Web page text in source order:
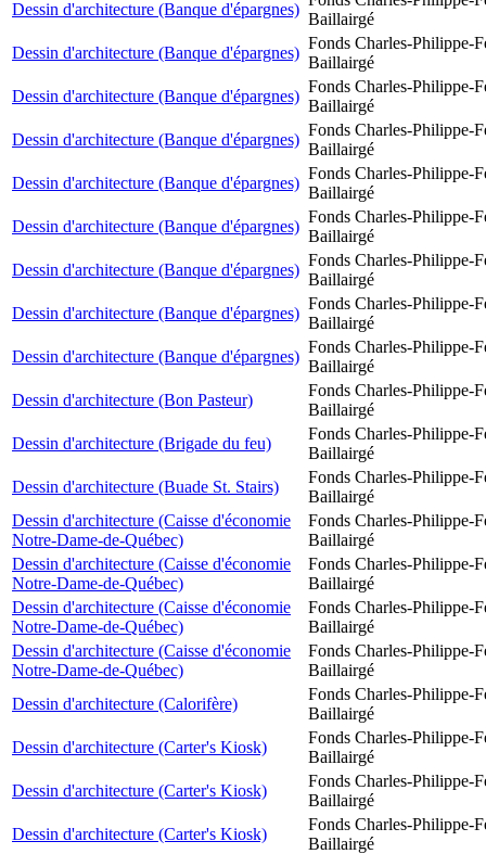
Dessin d'architecture (Banque d'épargnes)
Baillairgé
Dessin d'architecture (Banque d'épargnes)
Fonds Charles-Philippe-
Baillairgé
Dessin d'architecture (Banque d'épargnes)
Fonds Charles-Philippe-
Baillairgé
Dessin d'architecture (Banque d'épargnes)
Fonds Charles-Philippe-
Baillairgé
Dessin d'architecture (Banque d'épargnes)
Fonds Charles-Philippe-
Baillairgé
Dessin d'architecture (Banque d'épargnes)
Fonds Charles-Philippe-
Baillairgé
Dessin d'architecture (Banque d'épargnes)
Fonds Charles-Philippe-
Baillairgé
Dessin d'architecture (Banque d'épargnes)
Fonds Charles-Philippe-
Baillairgé
Dessin d'architecture (Banque d'épargnes)
Fonds Charles-Philippe-
Baillairgé
Dessin d'architecture (Bon Pasteur)
Fonds Charles-Philippe-
Baillairgé
Dessin d'architecture (Brigade du feu)
Fonds Charles-Philippe-
Baillairgé
Dessin d'architecture (Buade St. Stairs)
Fonds Charles-Philippe-
Baillairgé
Dessin d'architecture (Caisse d'économie
Notre-Dame-de-Québec)
Fonds Charles-Philippe-
Baillairgé
Dessin d'architecture (Caisse d'économie
Notre-Dame-de-Québec)
Fonds Charles-Philippe-
Baillairgé
Dessin d'architecture (Caisse d'économie
Notre-Dame-de-Québec)
Fonds Charles-Philippe-
Baillairgé
Dessin d'architecture (Caisse d'économie
Notre-Dame-de-Québec)
Fonds Charles-Philippe-
Baillairgé
Dessin d'architecture (Calorifère)
Fonds Charles-Philippe-
Baillairgé
Dessin d'architecture (Carter's Kiosk)
Fonds Charles-Philippe-
Baillairgé
Dessin d'architecture (Carter's Kiosk)
Fonds Charles-Philippe-
Baillairgé
Dessin d'architecture (Carter's Kiosk)
Fonds Charles-Philippe-
Baillairgé